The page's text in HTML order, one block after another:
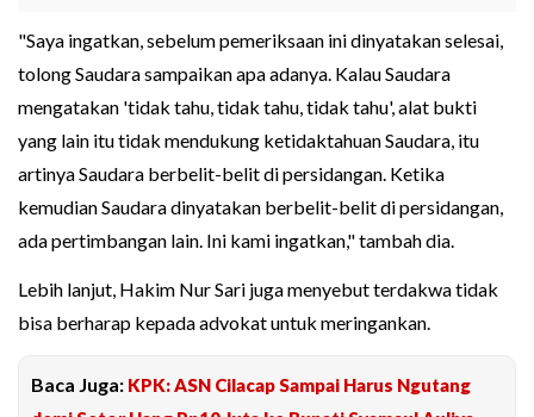
"Saya ingatkan, sebelum pemeriksaan ini dinyatakan selesai,
tolong Saudara sampaikan apa adanya. Kalau Saudara
mengatakan 'tidak tahu, tidak tahu, tidak tahu', alat bukti
yang lain itu tidak mendukung ketidaktahuan Saudara, itu
artinya Saudara berbelit-belit di persidangan. Ketika
kemudian Saudara dinyatakan berbelit-belit di persidangan,
ada pertimbangan lain. Ini kami ingatkan," tambah dia.
Lebih lanjut, Hakim Nur Sari juga menyebut terdakwa tidak
bisa berharap kepada advokat untuk meringankan.
Baca Juga: KPK: ASN Cilacap Sampai Harus Ngutang